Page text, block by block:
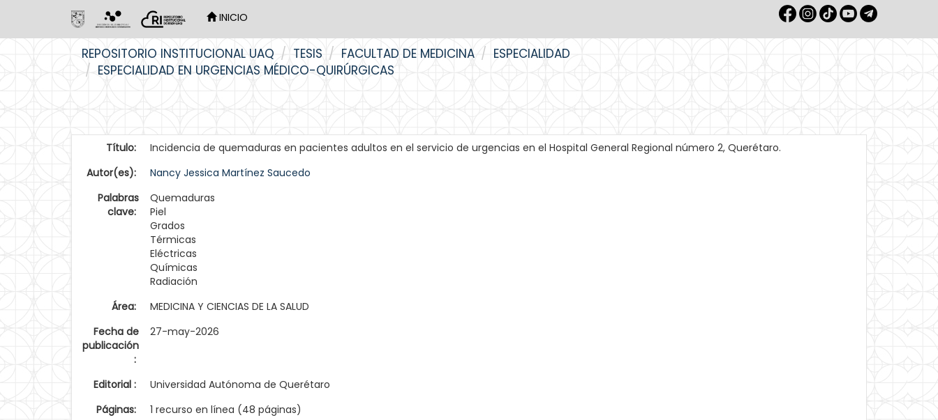
INICIO
REPOSITORIO INSTITUCIONAL UAQ TESIS FACULTAD DE MEDICINA
ESPECIALIDAD
ESPECIALIDAD EN URGENCIAS MÉDICO-QUIRÚRGICAS
Título:
Incidencia de quemaduras en pacientes adultos en el servicio de urgencias en el Hospital General Regional número 2, Querétaro.
Autor(es):
Nancy Jessica Martínez Saucedo
Palabras
clave:
Quemaduras
Piel
Grados
Térmicas
Eléctricas
Químicas
Radiación
Área:
MEDICINA Y CIENCIAS DE LA SALUD
Fecha de
publicación
:
27-may-2026
Editorial :
Universidad Autónoma de Querétaro
Páginas:
1 recurso en línea (48 páginas)